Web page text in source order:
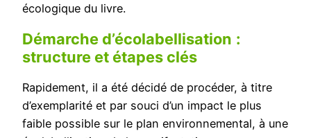
écologique du livre.
Démarche d’écolabellisation :
structure et étapes clés
Rapidement, il a été décidé de procéder, à titre
d’exemplarité et par souci d’un impact le plus
faible possible sur le plan environnemental, à une